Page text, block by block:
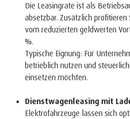
Die Leasingrate ist als
absetzbar. Zusätzlich profitieren
vom reduzierten geldwerten
%.
Typische Eignung: Für
betrieblich nutzen und
einsetzen möchten.
Dienstwagenleasing mit
Elektrofahrzeuge lassen sich